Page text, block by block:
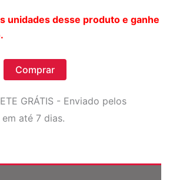
unidades desse produto e ganhe
Comprar
GRÁTIS - Enviado pelos
até 7 dias.